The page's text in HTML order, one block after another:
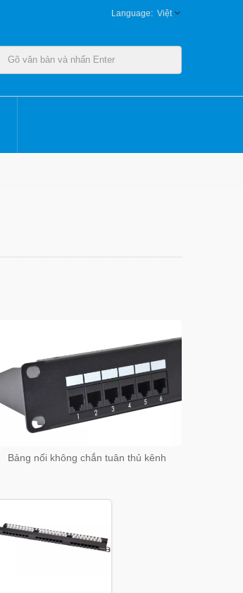
Việt
Bảng nối không chắn tuân thủ kênh